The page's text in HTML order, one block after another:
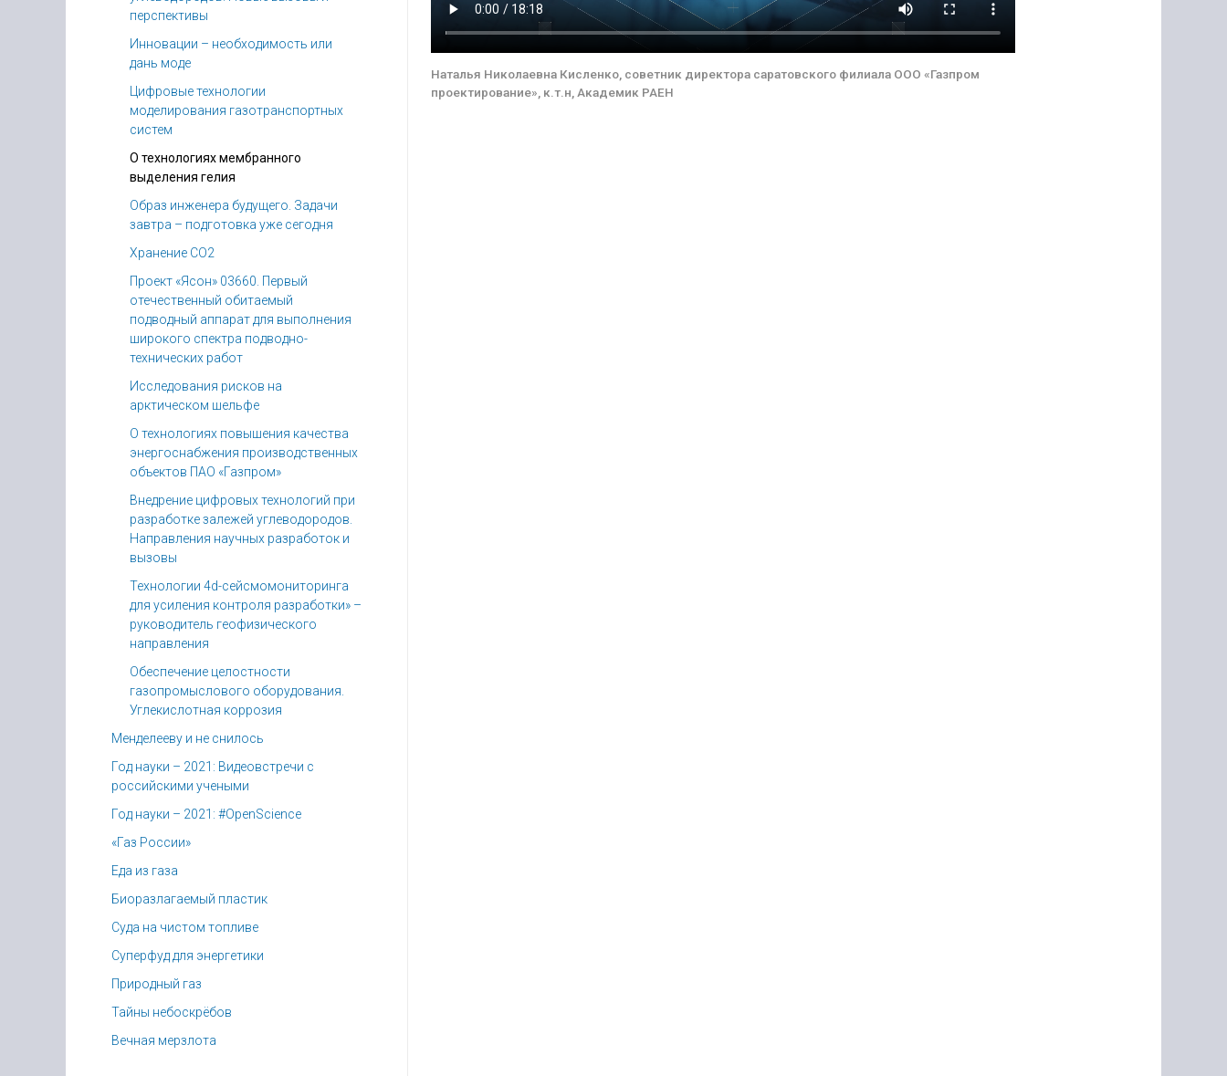
перспективы
Инновации – необходимость или
дань моде
Цифровые технологии
моделирования газотранспортных
систем
О технологиях мембранного
выделения гелия
Образ инженера будущего. Задачи
завтра – подготовка уже сегодня
Хранение СО2
Проект «Ясон» 03660. Первый
отечественный обитаемый
подводный аппарат для выполнения
широкого спектра подводно-
технических работ
Исследования рисков на
арктическом шельфе
О технологиях повышения качества
энергоснабжения производственных
объектов ПАО «Газпром»
Внедрение цифровых технологий при
разработке залежей углеводородов.
Направления научных разработок и
вызовы
Технологии 4d-сейсмомониторинга
для усиления контроля разработки» –
руководитель геофизического
направления
Обеспечение целостности
газопромыслового оборудования.
Углекислотная коррозия
Менделееву и не снилось
Год науки – 2021: Видеовстречи с
российскими учеными
Год науки – 2021: #OpenScience
«Газ России»
Еда из газа
Биоразлагаемый пластик
Суда на чистом топливе
Суперфуд для энергетики
Природный газ
Тайны небоскрёбов
Вечная мерзлота
Наталья Николаевна Кисленко, советник директора саратовского филиала ООО «Газпром
проектирование», к.т.н, Академик РАЕН